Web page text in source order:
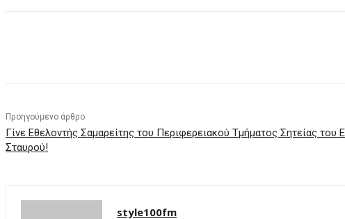
Προηγούμενο άρθρο
Γίνε Εθελοντής Σαμαρείτης του Περιφερειακού Τμήματος Σητείας του
Σταυρού!
style100fm